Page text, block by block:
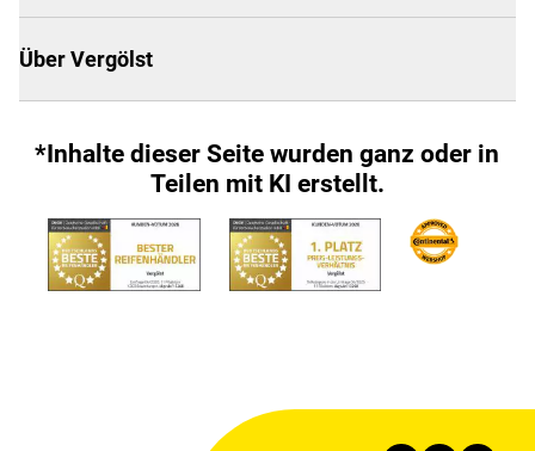
Über Vergölst
*Inhalte dieser Seite wurden ganz oder in
Teilen mit KI erstellt.